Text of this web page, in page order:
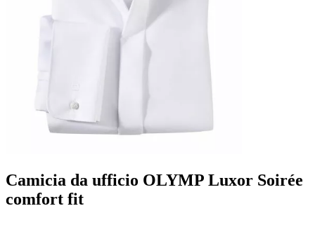
Camicia da ufficio OLYMP Luxor Soirée
comfort fit